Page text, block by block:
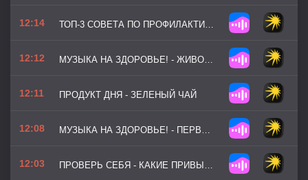
12:14 ТОП-3 СОВЕТА ПО ПРОФИЛАКТИКЕ - ПРОФИЛАКТИКА РОТАВИРУСА ПЕРЕД ОТПУСКОМ
12:12 МУЗЫКА НА ЗДОРОВЬЕ! - ЖИВОЙ РОДНИК
12:11 ПРОДУКТ ДНЯ - ЗЕЛЕНЫЙ ЧАЙ
12:08 МУЗЫКА НА ЗДОРОВЬЕ! - ПЕРВЫЕ ЛУЧИ (ВЕРСИЯ 2)
12:03 ПРОВЕРЬ СЕБЯ - КАКИЕ ПРИВЫЧКИ ПОРТЯТ СОН